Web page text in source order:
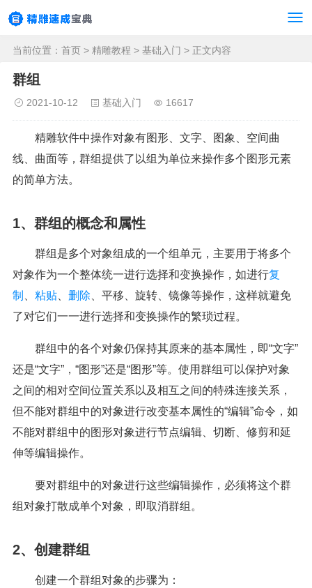
当前位置： 首页 > 精雕教程 > 基础入门 > 正文内容
群组
2021-10-12 基础入门 16617
精雕软件中操作对象有图形、文字、图象、空间曲
线、曲面等，群组提供了以组为单位来操作多个图形元素
的简单方法。
1、群组的概念和属性
群组是多个对象组成的一个组单元，主要用于将多个
对象作为一个整体统一进行选择和变换操作，如进行复
制
粘贴 删除 、平移、旋转、镜像等操作，这样就避免
了对它们一一进行选择和变换操作的繁琐过程。
群组中的各个对象仍保持其原来的基本属性，即“文字”
还是“文字”，“图形”还是“图形”等。使用群组可以保护对象
之间的相对空间位置关系以及相互之间的特殊连接关系，
但不能对群组中的对象进行改变基本属性的“编辑”命令，如
不能对群组中的图形对象进行节点编辑、切断、修剪和延
伸等编辑操作。
要对群组中的对象进行这些编辑操作，必须将这个群
组对象打散成单个对象，即取消群组。
2、创建群组
创建一个群组对象的步骤为：